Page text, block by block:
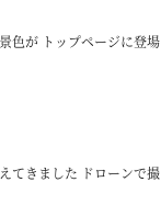
色が トップページに登場
てきました ドローンで撮